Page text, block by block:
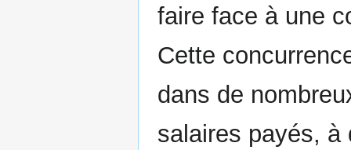
faire face à une
Cette
dans de
salaires payés, à